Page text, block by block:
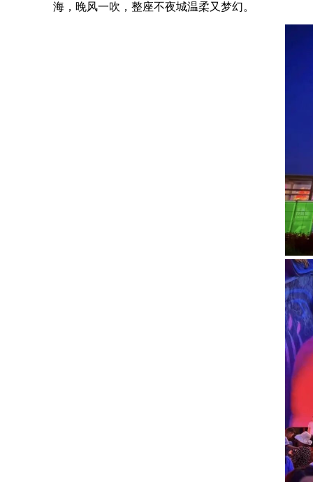
海，晚风一吹，整座不夜城温柔又梦幻。